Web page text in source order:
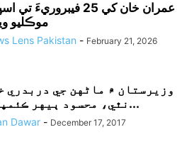
عمران خان کي 25 فيبروريءَ تي
موڪليو
Lens Pakistan - February 21, 2026
وزيرستان ۾ ماڻهن جي دربدري
نٿي، محسود ٻيهر ڪئمپن ۾...
Dawar - December 17, 2017